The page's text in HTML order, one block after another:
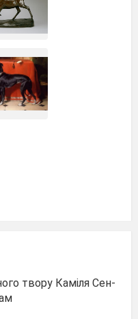
твору Каміля Сен-